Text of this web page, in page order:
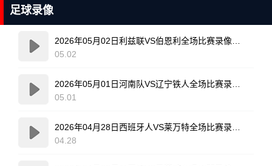
足球录像
05.02
05.01
04.28